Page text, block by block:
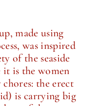
made using
was inspired
of the seaside
it is the women
the erect
is carrying big